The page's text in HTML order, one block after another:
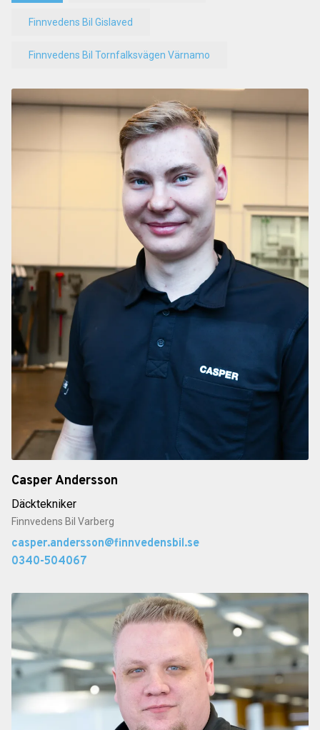
Finnvedens Bil Gislaved
Finnvedens Bil Tornfalksvägen Värnamo
Casper Andersson
Däcktekniker
Finnvedens Bil Varberg
casper.andersson@finnvedensbil.se
0340-504067